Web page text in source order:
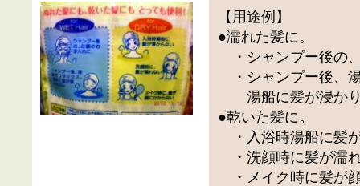
【用途例】
●濡れた髪に。
・シャンプー後の
・シャンプー後、
湯船に髪が浸かり
●乾いた髪に。
・入浴時湯船に髪
・洗顔時に髪が濡
・メイク時に髪が